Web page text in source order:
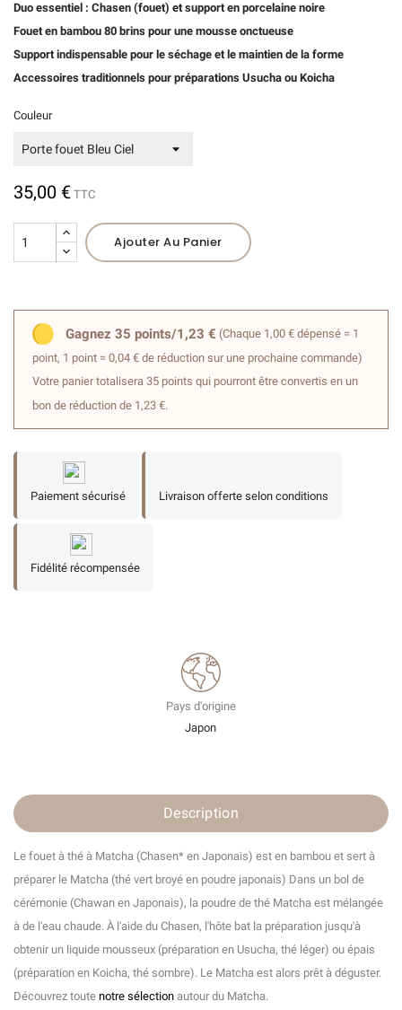
Duo essentiel : Chasen (fouet) et support en porcelaine noire
Fouet en bambou 80 brins pour une mousse onctueuse
Support indispensable pour le séchage et le maintien de la forme
Accessoires traditionnels pour préparations Usucha ou Koicha
Couleur
35,00 € TTC
Ajouter Au Panier
Gagnez 35 points/1,23 € (Chaque 1,00 € dépensé = 1
point, 1 point = 0,04 € de réduction sur une prochaine commande)
Votre panier totalisera 35 points qui pourront être convertis en un
bon de réduction de 1,23 €.
Paiement sécurisé Livraison offerte selon conditions
Fidélité récompensée
Pays d'origine
Japon
Description
Le fouet à thé à Matcha (Chasen* en Japonais) est en bambou et sert à
préparer le Matcha (thé vert broyé en poudre japonais) Dans un bol de
cérémonie (Chawan en Japonais), la poudre de thé Matcha est mélangée
à de l'eau chaude. À l'aide du Chasen, l'hôte bat la préparation jusqu'à
obtenir un liquide mousseux (préparation en Usucha, thé léger) ou épais
(préparation en Koicha, thé sombre). Le Matcha est alors prêt à déguster.
Découvrez toute notre sélection autour du Matcha.